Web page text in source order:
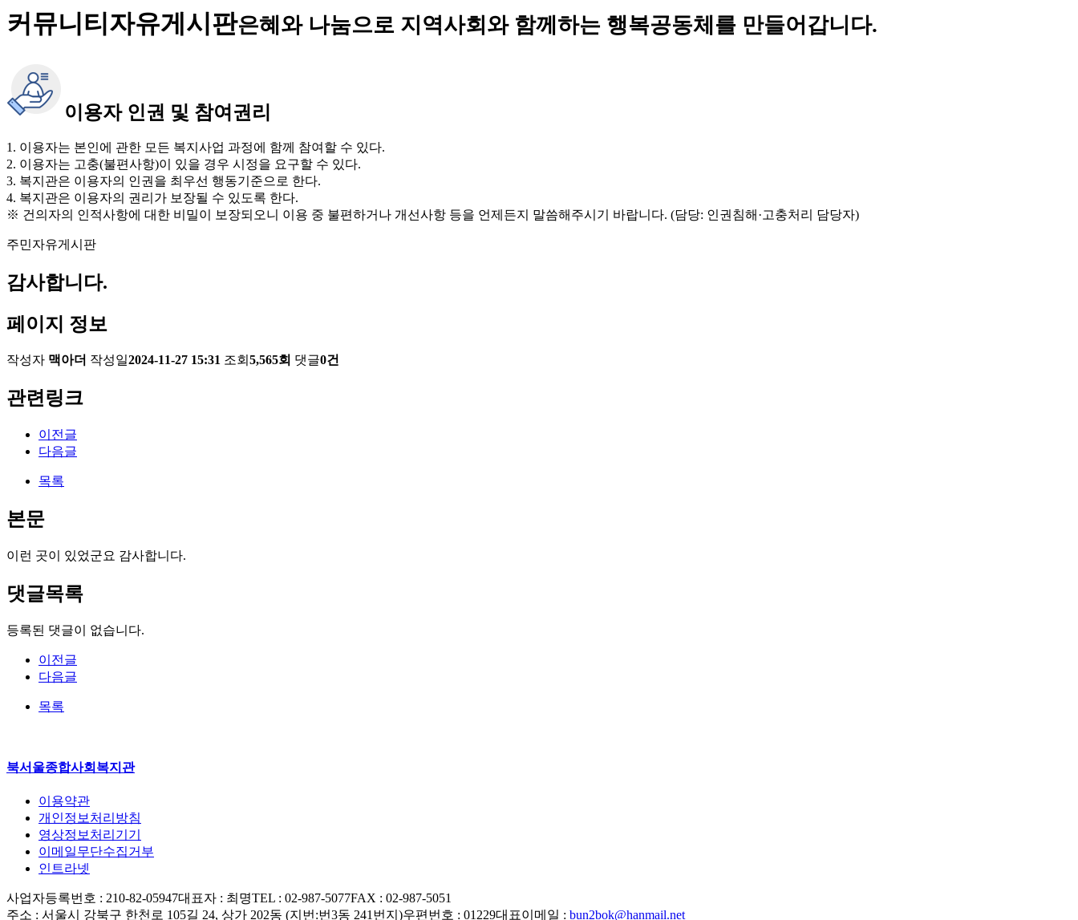
커뮤니티자유게시판은혜와 나눔으로 지역사회와 함께하는 행복공동체를 만들어갑니다.
이용자 인권 및 참여권리
1. 이용자는 본인에 관한 모든 복지사업 과정에 함께 참여할 수 있다.
2. 이용자는 고충(불편사항)이 있을 경우 시정을 요구할 수 있다.
3. 복지관은 이용자의 인권을 최우선 행동기준으로 한다.
4. 복지관은 이용자의 권리가 보장될 수 있도록 한다.
※ 건의자의 인적사항에 대한 비밀이 보장되오니 이용 중 불편하거나 개선사항 등을 언제든지 말씀해주시기 바랍니다. (담당: 인권침해·고충처리 담당자)
주민자유게시판
감사합니다.
페이지 정보
작성자 맥아더 작성일2024-11-27 15:31 조회 5,565회 댓글0건
관련링크
이전글
다음글
목록
본문
이런 곳이 있었군요 감사합니다.
댓글목록
등록된 댓글이 없습니다.
이전글
다음글
목록
북서울종합사회복지관
이용약관
개인정보처리방침
영상정보처리기기
이메일무단수집거부
인트라넷
사업자등록번호 : 210-82-05947대표자 : 최명TEL : 02-987-5077FAX : 02-987-5051
주소 : 서울시 강북구 한천로 105길 24, 상가 202동 (지번:번3동 241번지)우편번호 : 01229대표이메일 : bun2bok@hanmail.net